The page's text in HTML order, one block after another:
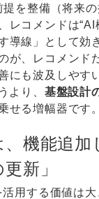
を整備（将来の
レコメンドは“AI
導線」として効
が、レコメンド
にも波及しやす
より、 基盤設計
せる増幅器です。
機能追加
新」
用する価値は大